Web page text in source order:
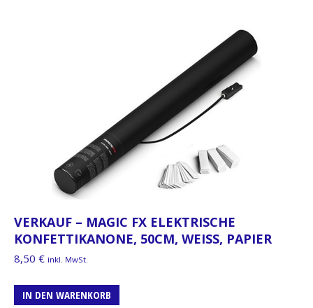
VERKAUF – MAGIC FX ELEKTRISCHE
KONFETTIKANONE, 50CM, WEISS, PAPIER
8,50 € inkl. MwSt.
IN DEN WARENKORB